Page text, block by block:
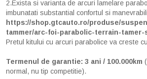
2.Exista si varianta de arcuri lamelare
imbunatati substantial confortul si
https://shop.gtcauto.ro/produse/
tammer/arc-foi-parabolic-terrain-tamer-
Pretul kitului cu arcuri parabolice va creste
Termenul de garantie: 3 ani / 100.000km
normal, nu tip competitie).